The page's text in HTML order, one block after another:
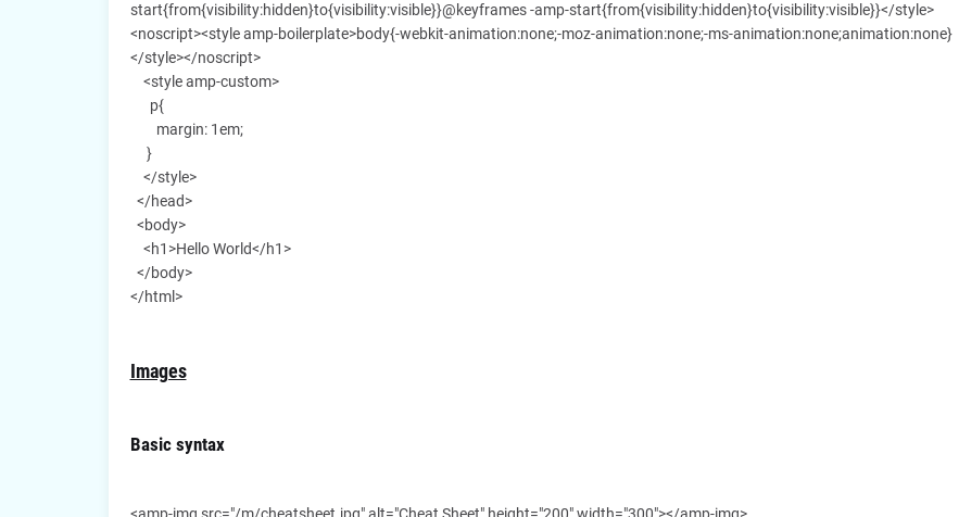
start{from{visibility:hidden}to{visibility:visible}}@keyframes -amp-start{from{visibility:hidden}to{visibility:visible}}</style>
<noscript><style amp-boilerplate>body{-webkit-animation:none;-moz-animation:none;-ms-animation:none;animation:none}
</style></noscript>
<style amp-custom>
p{
margin: 1em;
}
</style>
</head>
<body>
<h1>Hello World</h1>
</body>
</html>
Images
Basic syntax